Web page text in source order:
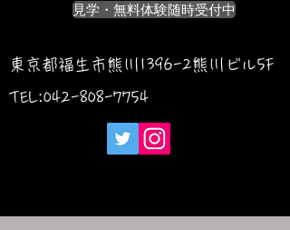
見学・無料体験随時受付中
東京都福生市熊川1396-2熊川ビル5F
TEL:042-808-7754